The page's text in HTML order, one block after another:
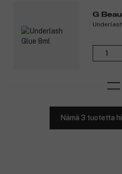
G
Nämä 3 tuotetta